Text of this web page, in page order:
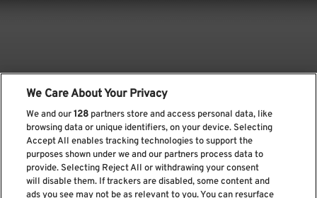
We Care About Your Privacy
We and our128 partners store and access personal data, like
browsing data or unique identifiers, on your device. Selecting
Accept All enables tracking technologies to support the
purposes shown under we and our partners process data to
provide. Selecting Reject All or withdrawing your consent
will disable them. If trackers are disabled, some content and
ads you see may not be as relevant to you. You can resurface